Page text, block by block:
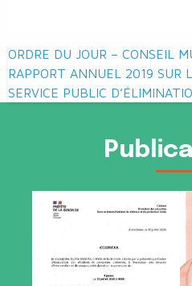
Navigation
de
l’article
ORDRE DU JOUR – CONSEIL
RAPPORT ANNUEL 2019 SUR
SERVICE PUBLIC